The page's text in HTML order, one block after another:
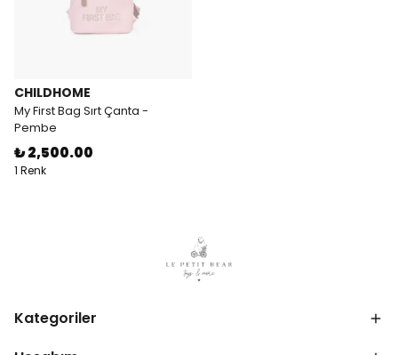
CHILDHOME
My First Bag Sırt Çanta -
Pembe
₺ 2,500.00
1 Renk
Kategoriler